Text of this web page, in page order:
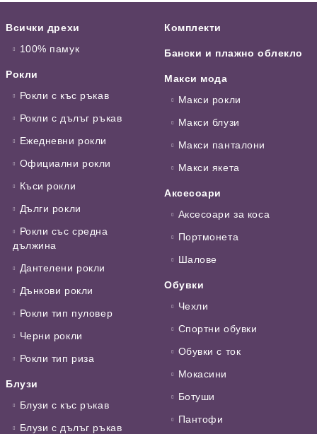
Всички дрехи
100% памук
Рокли
Рокли с къс ръкав
Рокли с дълъг ръкав
Ежедневни рокли
Официални рокли
Къси рокли
Дълги рокли
Рокли със средна
дължина
Дантелени рокли
Дънкови рокли
Рокли тип пуловер
Черни рокли
Рокли тип риза
Блузи
Блузи с къс ръкав
Блузи с дълъг ръкав
Комплекти
Бански и плажно облекло
Макси мода
Макси рокли
Макси блузи
Макси панталони
Макси якета
Аксесоари
Аксесоари за коса
Портмонета
Шалове
Обувки
Чехли
Спортни обувки
Обувки с ток
Мокасини
Ботуши
Пантофи